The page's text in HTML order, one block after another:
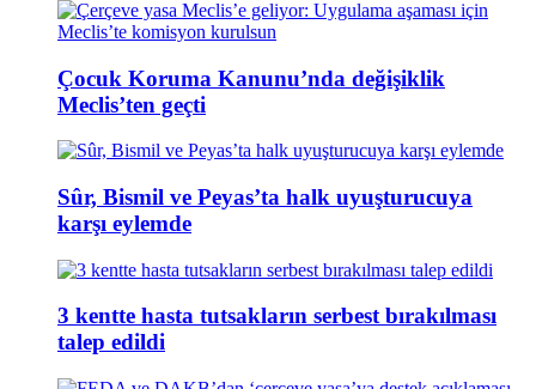
Çocuk Koruma Kanunu’nda değişiklik
Meclis’ten geçti
Sûr, Bismil ve Peyas’ta halk uyuşturucuya
karşı eylemde
3 kentte hasta tutsakların serbest bırakılması
talep edildi